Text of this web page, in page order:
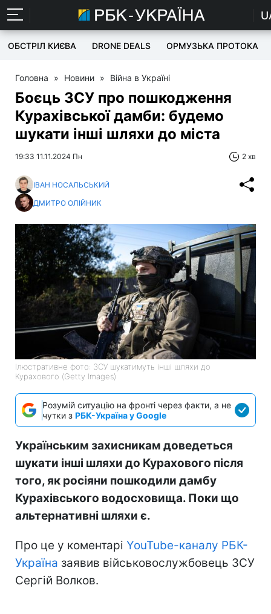
ОБСТРІЛ КИЄВА DRONE DEALS ОРМУЗЬКА ПРОТОКА
Головна » Новини » Війна в Україні
Боєць ЗСУ про пошкодження
Курахівської дамби: будемо
шукати інші шляхи до міста
19:33 11.11.2024 Пн 2 хв
ІВАН НОСАЛЬСЬКИЙ
ДМИТРО ОЛІЙНИК
Ілюстративне фото: ЗСУ шукатимуть інші шляхи до
Курахового (Getty Images)
Розумій ситуацію на фронті через факти, а не
чутки з РБК-Україна у Google
Українським захисникам доведеться
шукати інші шляхи до Курахового після
того, як росіяни пошкодили дамбу
Курахівського водосховища. Поки що
альтернативні шляхи є.
Про це у коментарі YouTube-каналу РБК-
Україна заявив військовослужбовець ЗСУ
Сергій Волков.